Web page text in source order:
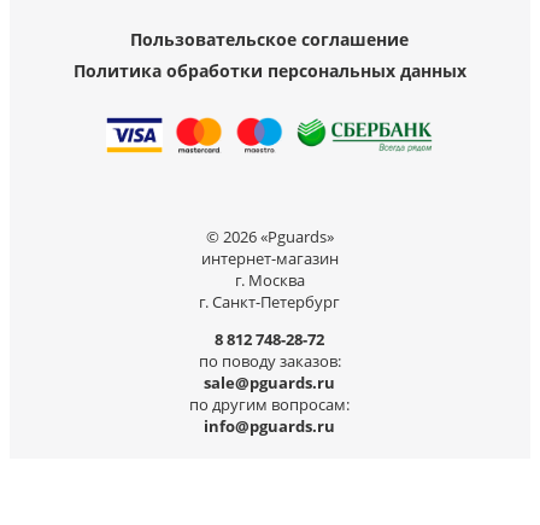
Пользовательское соглашение
Политика обработки персональных данных
© 2026 «Pguards»
интернет-магазин
г. Москва
г. Санкт-Петербург
8 812 748-28-72
по поводу заказов:
sale@pguards.ru
по другим вопросам:
info@pguards.ru